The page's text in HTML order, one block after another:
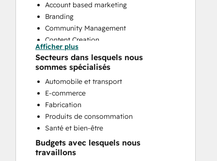
Account based marketing
Branding
Community Management
Content Creation
Conversational Marketing
CRM Implementation
CRM Migration
Custom API Integrations
Customer Marketing
Customer Support Training
Email Marketing
Full Inbound Marketing Services
Help Desk Implementation
HubSpot Onboarding
Afficher plus
Secteurs dans lesquels nous
sommes spécialisés
Automobile et transport
E-commerce
Fabrication
Produits de consommation
Santé et bien-être
Budgets avec lesquels nous
travaillons